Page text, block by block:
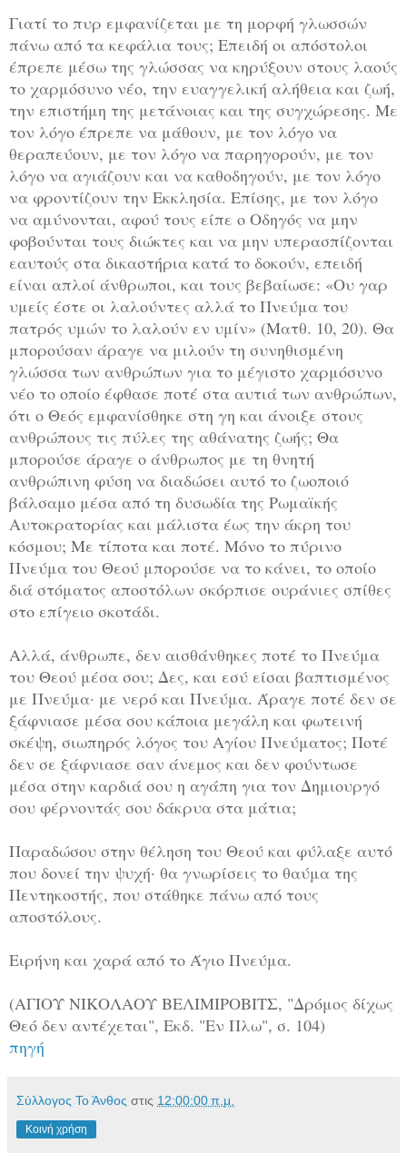
Γιατί το πυρ εμφανίζεται με τη μορφή γλωσσών
πάνω από τα κεφάλια τους; Επειδή οι απόστολοι
έπρεπε μέσω της γλώσσας να κηρύξουν στους λαούς
το χαρμόσυνο νέο, την ευαγγελική αλήθεια και ζωή,
την επιστήμη της μετάνοιας και της συγχώρεσης. Με
τον λόγο έπρεπε να μάθουν, με τον λόγο να
θεραπεύουν, με τον λόγο να παρηγορούν, με τον
λόγο να αγιάζουν και να καθοδηγούν, με τον λόγο
να φροντίζουν την Εκκλησία. Επίσης, με τον λόγο
να αμύνονται, αφού τους είπε ο Οδηγός να μην
φοβούνται τους διώκτες και να μην υπερασπίζονται
εαυτούς στα δικαστήρια κατά το δοκούν, επειδή
είναι απλοί άνθρωποι, και τους βεβαίωσε: «Ου γαρ
υμείς έστε οι λαλούντες αλλά το Πνεύμα του
πατρός υμών το λαλούν εν υμίν» (Ματθ. 10, 20). Θα
μπορούσαν άραγε να μιλούν τη συνηθισμένη
γλώσσα των ανθρώπων για το μέγιστο χαρμόσυνο
νέο το οποίο έφθασε ποτέ στα αυτιά των ανθρώπων,
ότι ο Θεός εμφανίσθηκε στη γη και άνοιξε στους
ανθρώπους τις πύλες της αθάνατης ζωής; Θα
μπορούσε άραγε ο άνθρωπος με τη θνητή
ανθρώπινη φύση να διαδώσει αυτό το ζωοποιό
βάλσαμο μέσα από τη δυσωδία της Ρωμαϊκής
Αυτοκρατορίας και μάλιστα έως την άκρη του
κόσμου; Με τίποτα και ποτέ. Μόνο το πύρινο
Πνεύμα του Θεού μπορούσε να το κάνει, το οποίο
διά στόματος αποστόλων σκόρπισε ουράνιες σπίθες
στο επίγειο σκοτάδι.
Αλλά, άνθρωπε, δεν αισθάνθηκες ποτέ το Πνεύμα
του Θεού μέσα σου; Δες, και εσύ είσαι βαπτισμένος
με Πνεύμα· με νερό και Πνεύμα. Άραγε ποτέ δεν σε
ξάφνιασε μέσα σου κάποια μεγάλη και φωτεινή
σκέψη, σιωπηρός λόγος του Αγίου Πνεύματος; Ποτέ
δεν σε ξάφνιασε σαν άνεμος και δεν φούντωσε
μέσα στην καρδιά σου η αγάπη για τον Δημιουργό
σου φέρνοντάς σου δάκρυα στα μάτια;
Παραδώσου στην θέληση του Θεού και φύλαξε αυτό
που δονεί την ψυχή· θα γνωρίσεις το θαύμα της
Πεντηκοστής, που στάθηκε πάνω από τους
αποστόλους.
Ειρήνη και χαρά από το Άγιο Πνεύμα.
(ΑΓΙΟΥ ΝΙΚΟΛΑΟΥ ΒΕΛΙΜΙΡΟΒΙΤΣ, "Δρόμος δίχως
Θεό δεν αντέχεται", Εκδ. "Εν Πλω", σ. 104)
πηγή
Σύλλογος Το Άνθος στις 12:00:00 π.μ.
Κοινή χρήση